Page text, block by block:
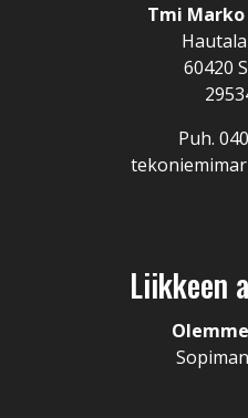
Tmi
60420
Puh.
Liikkeen